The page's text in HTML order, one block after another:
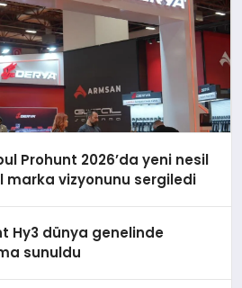
Prohunt 2026’da yeni nesil
marka vizyonunu sergiledi
Hy3 dünya genelinde
sunuldu